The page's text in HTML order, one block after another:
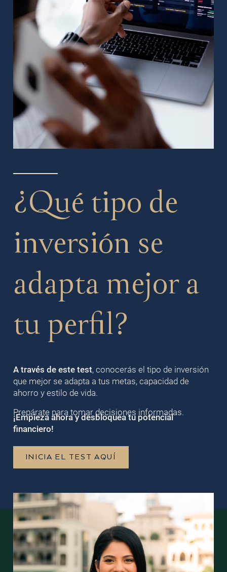
¿Qué tipo de
inversión se
adapta mejor a
tu perfil?
A través de este test, conocerás el tipo de inversión
que mejor se adapta a tus metas, capacidad de
ahorro y estilo de vida.
Prepárate para tomar decisiones informadas.
¡Empieza ahora y desbloquea tu potencial
financiero!
INICIA EL TEST AQUÍ